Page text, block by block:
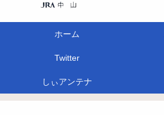
ホーム
Twitter
しぃアンテナ